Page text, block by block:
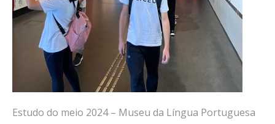
Estudo do meio 2024 – Museu da Língua Portuguesa